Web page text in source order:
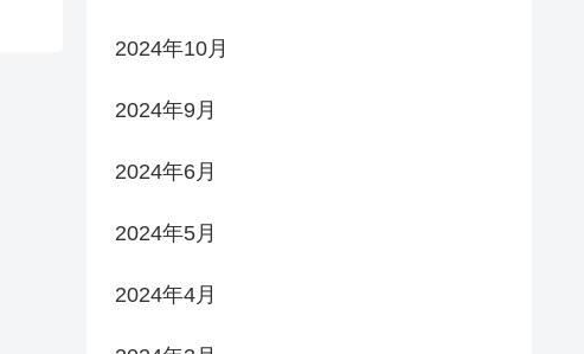
2024年10月
2024年9月
2024年6月
2024年5月
2024年4月